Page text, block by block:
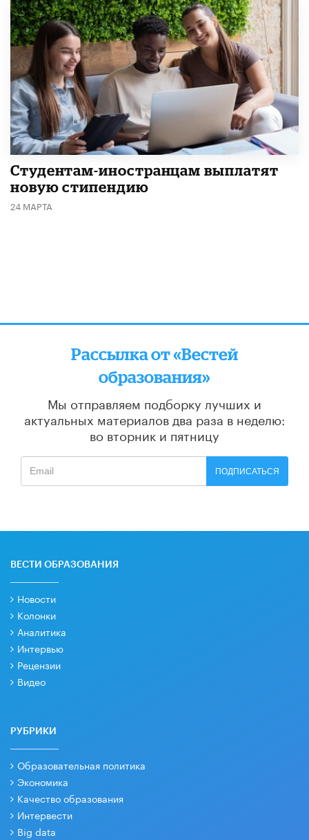
Студентам-иностранцам выплатят
новую стипендию
24 МАРТА
Рассылка от «Вестей
образования»
Мы отправляем подборку лучших и
актуальных материалов два раза в неделю:
во вторник и пятницу
ПОДПИСАТЬСЯ
ВЕСТИ ОБРАЗОВАНИЯ
Новости
Колонки
Аналитика
Интервью
Рецензии
Видео
РУБРИКИ
Образовательная политика
Экономика
Качество образования
Интервести
Big data